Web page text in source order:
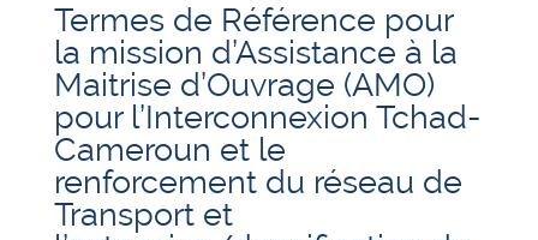
Termes de Référence pour
la mission d’Assistance à la
Maitrise d’Ouvrage (AMO)
pour l’Interconnexion Tchad-
Cameroun et le
renforcement du réseau de
Transport et